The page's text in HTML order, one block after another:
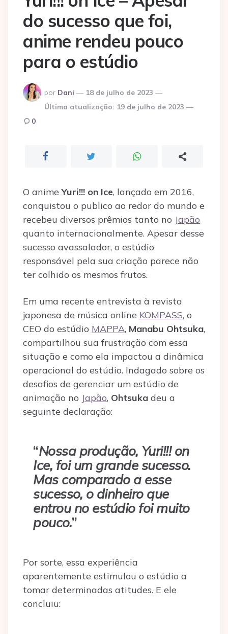
do sucesso que foi,
anime rendeu pouco
para o estúdio
Postado
por
por Dani
18 de julho de 2023
Última atualização: 19 de julho de 2023
0
O animeYuri!!! on Ice, lançado em 2016,
conquistou o publico ao redor do mundo e
recebeu diversos prêmios tanto no Japão
quanto internacionalmente. Apesar desse
sucesso avassalador, o estúdio
responsável pela sua criação parece não
ter colhido os mesmos frutos.
Em uma recente entrevista à revista
japonesa de música online KOMPASS, o
CEO do estúdio MAPPA, Manabu Ohtsuka,
compartilhou sua frustração com essa
situação e como ela impactou a dinâmica
operacional do estúdio. Indagado sobre os
desafios de gerenciar um estúdio de
animação no Japão, Ohtsuka deu a
seguinte declaração:
“Nossa produção, Yuri!!! on
Ice, foi um grande sucesso.
Mas comparado a esse
sucesso, o dinheiro que
entrou no estúdio foi muito
pouco.”
Por sorte, essa experiência
aparentemente estimulou o estúdio a
tomar determinadas atitudes. E ele
concluiu: